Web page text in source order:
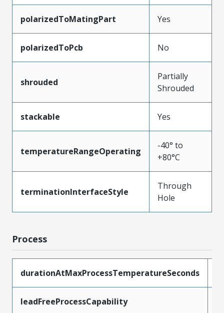
polarizedToMatingPart Yes
polarizedToPcb No
shrouded
Partially
Shrouded
stackable Yes
temperatureRangeOperating
-40° to
+80°C
terminationInterfaceStyle
Through
Hole
Process
durationAtMaxProcessTemperatureSeconds
leadFreeProcessCapability